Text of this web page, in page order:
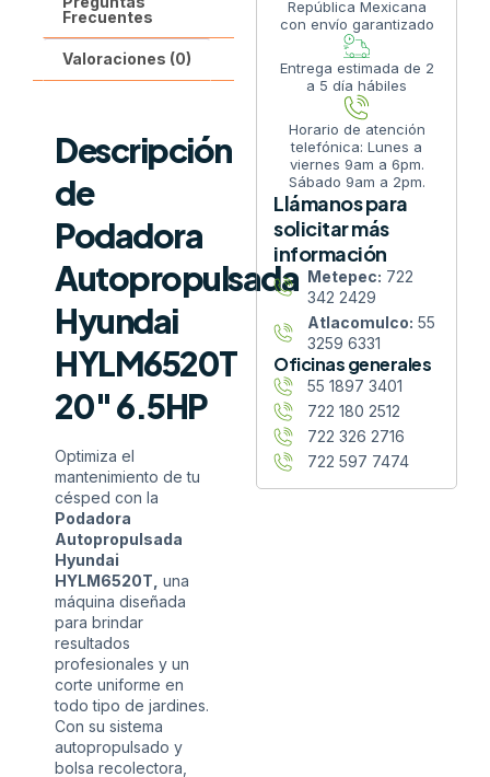
Frecuentes
Valoraciones (0)
Descripción
de
Podadora
Autopropulsada
Hyundai
HYLM6520T
20″ 6.5HP
Optimiza el
mantenimiento de tu
césped con la
Podadora
Autopropulsada
Hyundai
HYLM6520T, una
máquina diseñada
para brindar
resultados
profesionales y un
corte uniforme en
todo tipo de jardines.
Con su sistema
autopropulsado y
bolsa recolectora,
República Mexicana
con envío garantizado
Entrega estimada de 2
a 5 día hábiles
Horario de atención
telefónica: Lunes a
viernes 9am a 6pm.
Sábado 9am a 2pm.
Llámanos para
solicitar más
información
Metepec: 722
342 2429
Atlacomulco: 55
3259 6331
Oficinas generales
55 1897 3401
722 180 2512
722 326 2716
722 597 7474